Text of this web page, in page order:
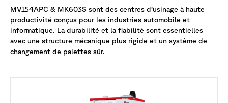
MV154APC & MK603S sont des centres d’usinage à haute
productivité conçus pour les industries automobile et
informatique. La durabilité et la fiabilité sont essentielles
avec une structure mécanique plus rigide et un système de
changement de palettes sûr.